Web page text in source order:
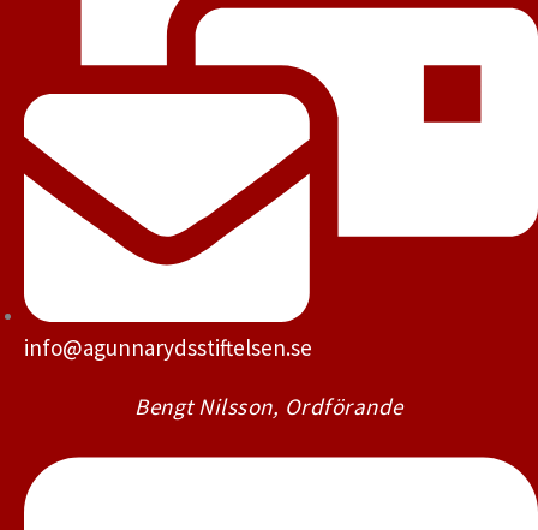
info@agunnarydsstiftelsen.se
Bengt Nilsson, Ordförande